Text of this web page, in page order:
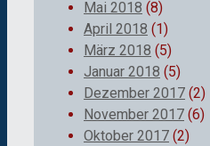
Mai 2018 (8)
April 2018 (1)
März 2018 (5)
Januar 2018 (5)
Dezember 2017 (2)
November 2017 (6)
Oktober 2017 (2)